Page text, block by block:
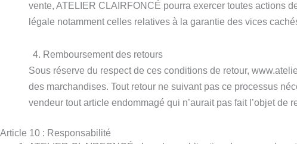
vente, ATELIER CLAIRFONCÉ pourra exercer toutes actions
légale notamment celles relatives à la garantie des vices
Remboursement des retours
Sous réserve du respect de ces conditions de retour,
des marchandises. Tout retour ne suivant pas ce processus
vendeur tout article endommagé qui n’aurait pas fait l’objet de
Article 10 : Responsabilité